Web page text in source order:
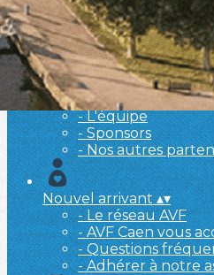
L'association▴▾
- L'association
- Brochure
- L'équipe
- Sponsors
- Nos autres
Nouvel arrivant▴▾
- Le réseau AVF
- AVF Caen vous
- Questions
- Adhérer à notre